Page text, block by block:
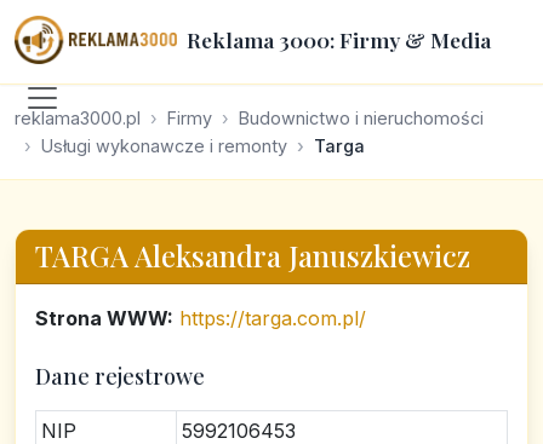
Reklama 3000: Firmy & Media
reklama3000.pl Firmy
Budownictwo i nieruchomości
Usługi wykonawcze i remonty
Targa
TARGA Aleksandra Januszkiewicz
Strona WWW: https://targa.com.pl/
Dane rejestrowe
NIP
5992106453